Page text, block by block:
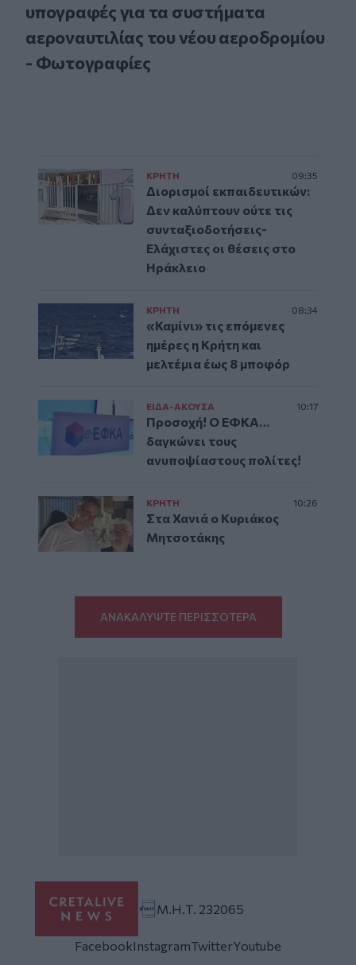
υπογραφές για τα συστήματα
αεροναυτιλίας του νέου αεροδρομίου
- Φωτογραφίες
ΚΡΗΤΗ 09:35
Διορισμοί εκπαιδευτικών:
Δεν καλύπτουν ούτε τις
συνταξιοδοτήσεις-
Ελάχιστες οι θέσεις στο
Ηράκλειο
ΚΡΗΤΗ 08:34
«Καμίνι» τις επόμενες
ημέρες η Κρήτη και
μελτέμια έως 8 μποφόρ
ΕΙΔΑ-ΑΚΟΥΣΑ 10:17
Προσοχή! Ο ΕΦΚΑ…
δαγκώνει τους
ανυποψίαστους πολίτες!
ΚΡΗΤΗ 10:26
Στα Χανιά ο Κυριάκος
Μητσοτάκης
ΑΝΑΚΑΛΥΨΤΕ ΠΕΡΙΣΣΟΤΕΡΑ
Μ.Η.Τ. 232065
FacebookInstagramTwitterYoutube